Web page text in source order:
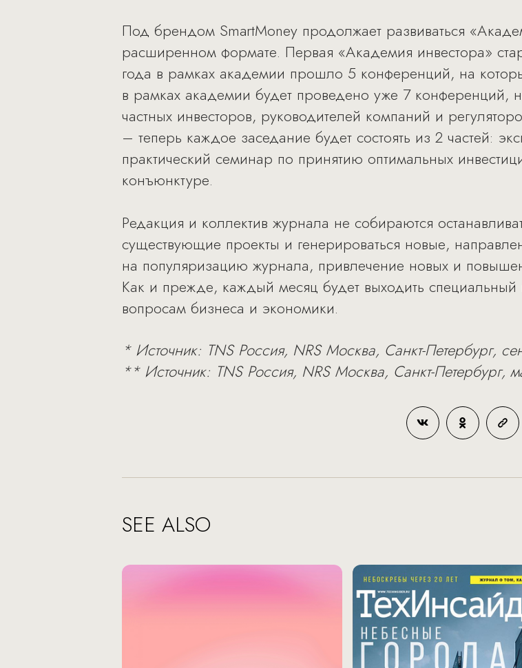
Под брендом SmartMoney продолжает развиваться
расширенном формате. Первая «Академия инвестора»
года в рамках академии прошло 5 конференций, на
в рамках академии будет проведено уже 7 конференций,
частных инвесторов, руководителей компаний и
– теперь каждое заседание будет состоять из 2 частей:
практический семинар по принятию оптимальных
конъюнктуре.
Редакция и коллектив журнала не собираются
существующие проекты и генерироваться новые,
на популяризацию журнала, привлечение новых и
Как и прежде, каждый месяц будет выходить
вопросам бизнеса и экономики.
* Источник: TNS Россия, NRS Москва, Санкт-Петербург,
** Источник: TNS Россия, NRS Москва, Санкт-Петербург,
SEE ALSO